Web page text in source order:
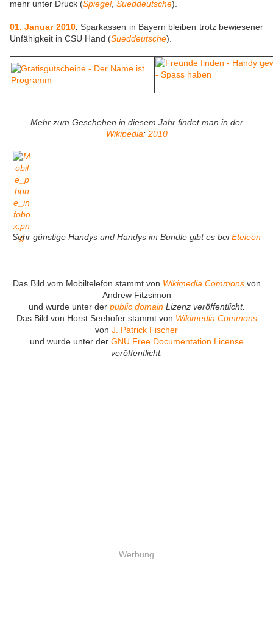
mehr unter Druck (Spiegel, Sueddeutsche).
01. Januar 2010. Sparkassen in Bayern bleiben trotz bewiesener
Unfähigkeit in CSU Hand (Sueddeutsche).
Mehr zum Geschehen in diesem Jahr findet man in der
Wikipedia: 2010
Sehr günstige Handys und Handys im Bundle gibt es beiEteleon
Das Bild vom Mobiltelefon stammt von Wikimedia Commonsvon
Andrew Fitzsimon
und wurde unter der public domainLizenz veröffentlicht.
Das Bild von Horst Seehofer stammt von Wikimedia Commons
von J. Patrick Fischer
und wurde unter der GNU Free Documentation License
veröffentlicht.
Werbung